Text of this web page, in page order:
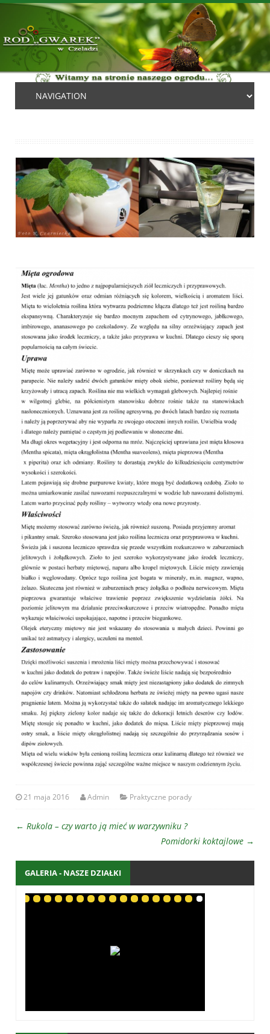
21 maja 2016 Admin Praktyczne porady
← Rukola – czy warto ją mieć w warzywniku ?
Pomidorki koktajlowe →
GALERIA - NASZE DZIAŁKI